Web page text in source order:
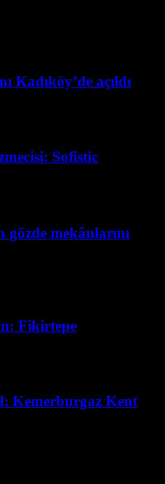
Kadıköy’de açıldı
Sofistic
gözde mekânlarını
Fikirtepe
Kemerburgaz Kent